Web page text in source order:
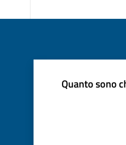
Quanto sono